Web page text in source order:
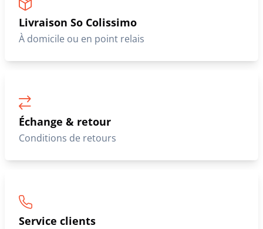
Livraison So Colissimo
À domicile ou en point relais
Échange & retour
Conditions de retours
Service clients